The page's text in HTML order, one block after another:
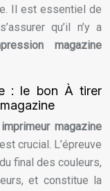
Il est essentiel de
qu’il n’y a
magazine
: le bon À tirer
imprimeur magazine
crucial. L’épreuve
final des couleurs,
et constitue la